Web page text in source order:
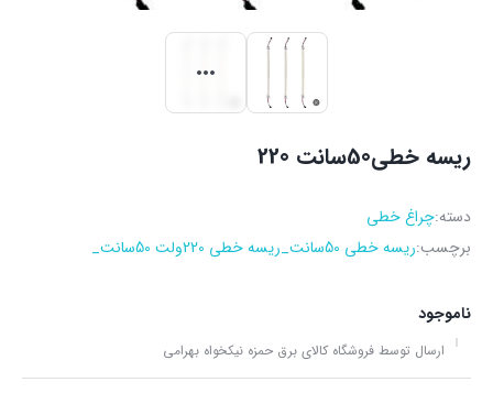
ریسه خطی50سانت 220
دسته:چراغ خطی
برچسب:ریسه خطی 50سانت_ریسه خطی 220ولت 50سانت_
ناموجود
ارسال توسط فروشگاه کالای برق حمزه نیکخواه بهرامی